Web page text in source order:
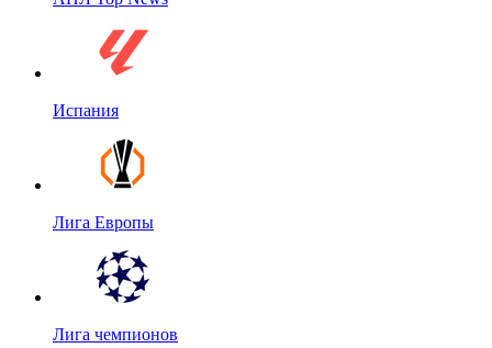
Испания
Лига Европы
Лига чемпионов